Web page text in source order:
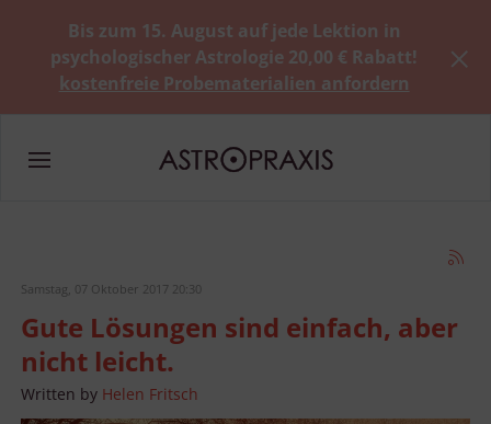
Bis zum 15. August auf jede Lektion in
psychologischer Astrologie 20,00 € Rabatt!
kostenfreie Probematerialien anfordern
Samstag, 07 Oktober 2017 20:30
Gute Lösungen sind einfach, aber
nicht leicht.
Written by Helen Fritsch